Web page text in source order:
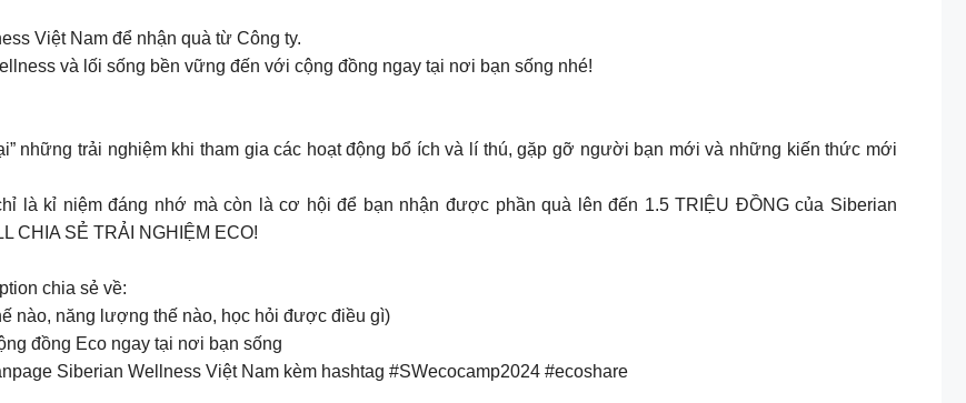
Việt Nam để nhận quà từ Công ty.
và lối sống bền vững đến với cộng đồng ngay tại nơi bạn sống nhé!
những trải nghiệm khi tham gia các hoạt động bổ ích và lí thú, gặp gỡ người bạn mới và những kiến thức mới
là kỉ niệm đáng nhớ mà còn là cơ hội để bạn nhận được phần quà lên đến 1.5 TRIỆU ĐỒNG của Siberian
CHIA SẺ TRẢI NGHIỆM ECO!
chia sẻ về:
nào, năng lượng thế nào, học hỏi được điều gì)
đồng Eco ngay tại nơi bạn sống
Siberian Wellness Việt Nam kèm hashtag #SWecocamp2024 #ecoshare